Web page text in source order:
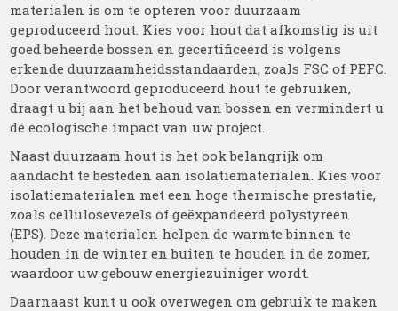
materialen is om te opteren voor duurzaam
geproduceerd hout. Kies voor hout dat afkomstig is uit
goed beheerde bossen en gecertificeerd is volgens
erkende duurzaamheidsstandaarden, zoals FSC of PEFC.
Door verantwoord geproduceerd hout te gebruiken,
draagt u bij aan het behoud van bossen en vermindert u
de ecologische impact van uw project.
Naast duurzaam hout is het ook belangrijk om
aandacht te besteden aan isolatiematerialen. Kies voor
isolatiematerialen met een hoge thermische prestatie,
zoals cellulosevezels of geëxpandeerd polystyreen
(EPS). Deze materialen helpen de warmte binnen te
houden in de winter en buiten te houden in de zomer,
waardoor uw gebouw energiezuiniger wordt.
Daarnaast kunt u ook overwegen om gebruik te maken